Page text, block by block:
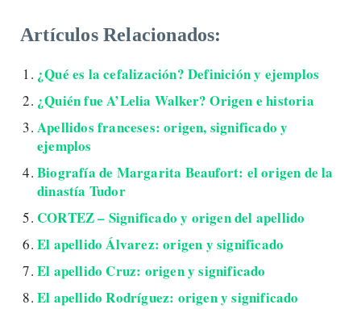
Artículos Relacionados:
¿Qué es la cefalización? Definición y ejemplos
¿Quién fue A’Lelia Walker? Origen e historia
Apellidos franceses: origen, significado y
ejemplos
Biografía de Margarita Beaufort: el origen de la
dinastía Tudor
CORTEZ – Significado y origen del apellido
El apellido Álvarez: origen y significado
El apellido Cruz: origen y significado
El apellido Rodríguez: origen y significado